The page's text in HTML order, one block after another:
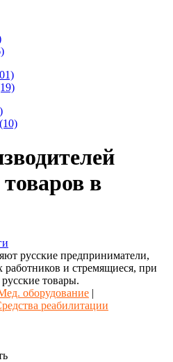
в
русские предприниматели,
и стремящиеся, при
товары.
оборудование |
реабилитации